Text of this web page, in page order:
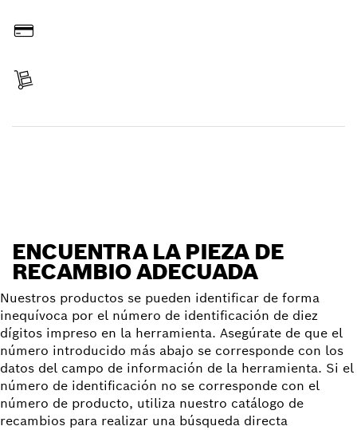
ENCUENTRA LA PIEZA DE
RECAMBIO ADECUADA
Nuestros productos se pueden identificar de forma
inequívoca por el número de identificación de diez
dígitos impreso en la herramienta. Asegúrate de que el
número introducido más abajo se corresponde con los
datos del campo de información de la herramienta. Si el
número de identificación no se corresponde con el
número de producto, utiliza nuestro catálogo de
recambios para realizar una búsqueda directa